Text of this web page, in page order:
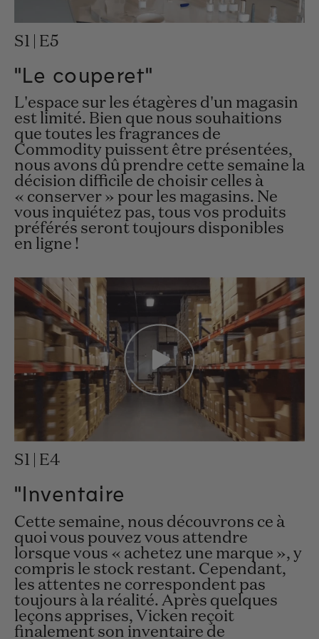
S1 | E5
"Le couperet"
L'espace sur les étagères d'un magasin
est limité. Bien que nous souhaitions
que toutes les fragrances de
Commodity puissent être présentées,
nous avons dû prendre cette semaine la
décision difficile de choisir celles à
« conserver » pour les magasins. Ne
vous inquiétez pas, tous vos produits
préférés seront toujours disponibles
en ligne !
S1 | E4
"Inventaire
Cette semaine, nous découvrons ce à
quoi vous pouvez vous attendre
lorsque vous « achetez une marque », y
compris le stock restant. Cependant,
les attentes ne correspondent pas
toujours à la réalité. Après quelques
leçons apprises, Vicken reçoit
finalement son inventaire de